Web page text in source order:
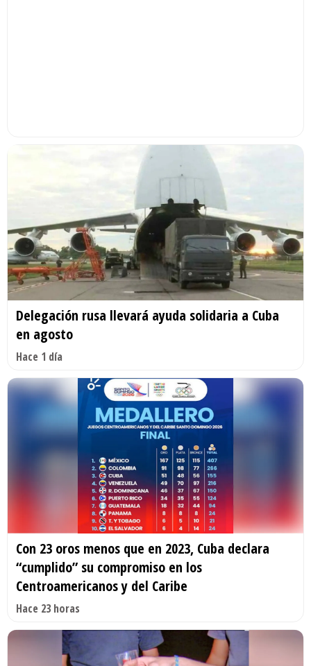
Delegación rusa llevará ayuda solidaria a Cuba
en agosto
Hace 1 día
Con 23 oros menos que en 2023, Cuba declara
“cumplido” su compromiso en los
Centroamericanos y del Caribe
Hace 23 horas